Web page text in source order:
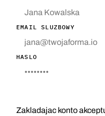
EMAIL SLUZBOWY
HASLO
Zakladajac konto